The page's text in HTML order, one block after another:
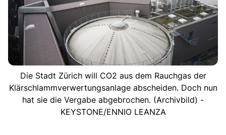
Die Stadt Zürich will CO2 aus dem Rauchgas der
Klärschlammverwertungsanlage abscheiden. Doch nun
hat sie die Vergabe abgebrochen. (Archivbild) -
KEYSTONE/ENNIO LEANZA